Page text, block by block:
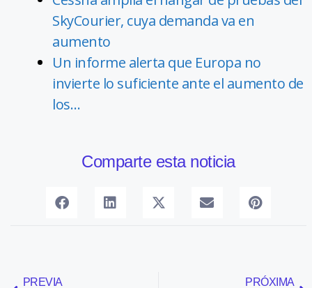
SkyCourier, cuya demanda va en
aumento
Un informe alerta que Europa no
invierte lo suficiente ante el aumento de
los…
Comparte esta noticia
PREVIA PRÓXIMA